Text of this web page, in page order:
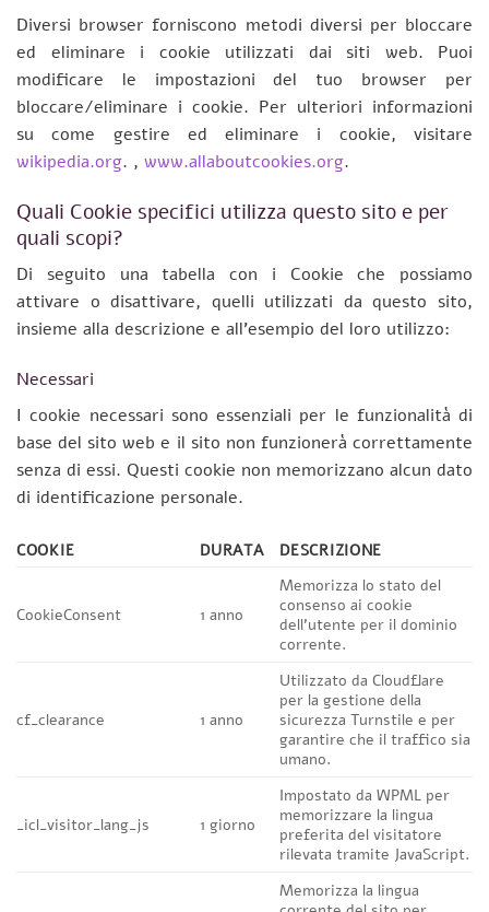
Diversi browser forniscono metodi diversi per bloccare
ed eliminare i cookie utilizzati dai siti web. Puoi
modificare le impostazioni del tuo browser per
bloccare/eliminare i cookie. Per ulteriori informazioni
su come gestire ed eliminare i cookie, visitare
wikipedia.org. , www.allaboutcookies.org.
Quali Cookie specifici utilizza questo sito e per
quali scopi?
Di seguito una tabella con i Cookie che possiamo
attivare o disattivare, quelli utilizzati da questo sito,
insieme alla descrizione e all’esempio del loro utilizzo:
Necessari
I cookie necessari sono essenziali per le funzionalità di
base del sito web e il sito non funzionerà correttamente
senza di essi. Questi cookie non memorizzano alcun dato
di identificazione personale.
COOKIE DURATA DESCRIZIONE
CookieConsent 1 anno
Memorizza lo stato del
consenso ai cookie
dell’utente per il dominio
corrente.
cf_clearance 1 anno
Utilizzato da Cloudflare
per la gestione della
sicurezza Turnstile e per
garantire che il traffico sia
umano.
_icl_visitor_lang_js 1 giorno
Impostato da WPML per
memorizzare la lingua
preferita del visitatore
rilevata tramite JavaScript.
Memorizza la lingua